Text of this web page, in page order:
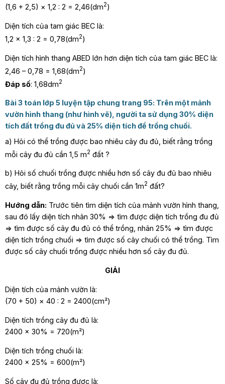
(1,6 + 2,5) × 1,2 : 2 = 2,46(dm2)
Diện tích của tam giác BEC là:
1,2 × 1,3 : 2 = 0,78(dm2)
Diện tích hình thang ABED lớn hơn diện tích của tam giác BEC là:
2,46 – 0,78 = 1,68(dm2)
Đáp số: 1,68dm2
Bài 3 toán lớp 5 luyện tập chung trang 95: Trên một mảnh
vườn hình thang (như hình vẽ), người ta sử dụng 30% diện
tích đất trồng đu đủ và 25% diện tích để trồng chuối.
a) Hỏi có thể trồng được bao nhiêu cây đu đủ, biết rằng trồng
mỗi cây đu đủ cần 1,5 m2 đất ?
b) Hỏi số chuối trồng được nhiều hơn số cây đu đủ bao nhiêu
cây, biết rằng trồng mỗi cây chuối cần 1m2 đất?
Hướng dẫn: Trước tiên tìm diện tích của mảnh vườn hình thang,
sau đó lấy diện tích nhân 30% => tìm được diện tích trồng đu đủ
=> tìm được số cây đu đủ có thể trồng, nhân 25% => tìm được
diện tích trồng chuối => tìm được số cây chuối có thể trồng. Tìm
được số cây chuối trồng được nhiều hơn số cây đu đủ.
GIẢI
Diện tích của mảnh vườn là:
(70 + 50) × 40 : 2 = 2400(cm²)
Diện tích trồng cây đu đủ là:
2400 × 30% = 720(m²)
Diện tích trồng chuối là:
2400 × 25% = 600(m²)
Số cây đu đủ trồng được là: